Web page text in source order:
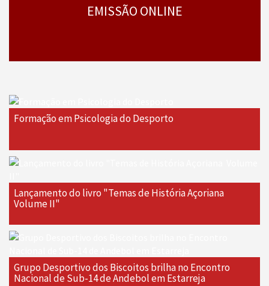
EMISSÃO ONLINE
Formação em Psicologia do Desporto
Lançamento do livro "Temas de História Açoriana 
Volume II"
Grupo Desportivo dos Biscoitos brilha no Encontro
Nacional de Sub-14 de Andebol em Estarreja